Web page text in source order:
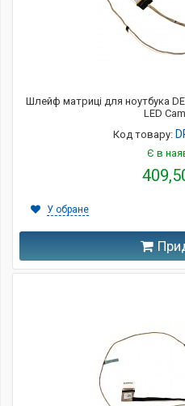
Шлейф матриці для ноутбука
LED
Код товару:
Є в
У обране